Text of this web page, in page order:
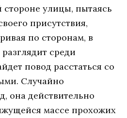
улицы, пытаясь
присутствия,
по сторонам, в
среди
повод расстаться со
Случайно
она действительно
массе прохожих